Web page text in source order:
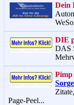
Dein
DIE
DAS
Pimp
Page-Peel...